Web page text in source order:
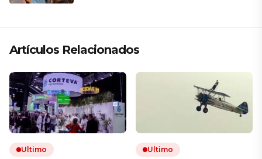
Artículos Relacionados
Ultimo Ultimo